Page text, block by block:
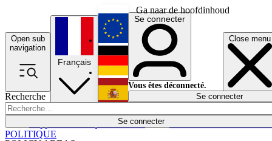
Ga naar de hoofdinhoud
Open sub
navigation
Close menu
Recherche
Se connecter
Économie
Français
English
Deutsch
Español
Se connecter
Vous êtes déconnecté.
Se connecter
POLITIQUE